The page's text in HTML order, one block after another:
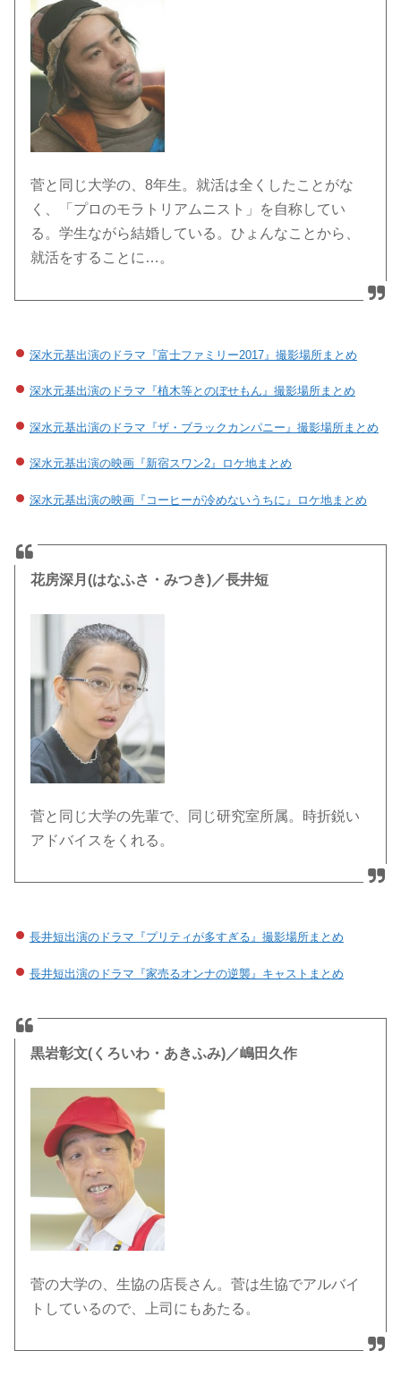
菅と同じ大学の、8年生。就活は全くしたことがな
く、「プロのモラトリアムニスト」を自称してい
る。学生ながら結婚している。ひょんなことから、
就活をすることに…。
深水元基出演のドラマ『富士ファミリー2017』撮影場所まとめ
深水元基出演のドラマ『植木等とのぼせもん』撮影場所まとめ
深水元基出演のドラマ『ザ・ブラックカンパニー』撮影場所まとめ
深水元基出演の映画『新宿スワン2』ロケ地まとめ
深水元基出演の映画『コーヒーが冷めないうちに』ロケ地まとめ
花房深月(はなふさ・みつき)／長井短
菅と同じ大学の先輩で、同じ研究室所属。時折鋭い
アドバイスをくれる。
長井短出演のドラマ『プリティが多すぎる』撮影場所まとめ
長井短出演のドラマ『家売るオンナの逆襲』キャストまとめ
黒岩彰文(くろいわ・あきふみ)／嶋田久作
菅の大学の、生協の店長さん。菅は生協でアルバイ
トしているので、上司にもあたる。